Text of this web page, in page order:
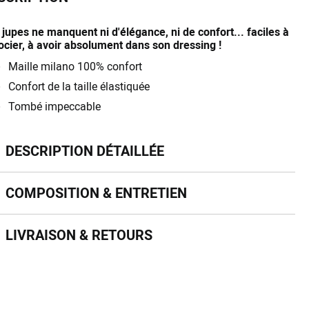
jupes ne manquent ni d'élégance, ni de confort... faciles à
à avoir absolument dans son dressing !
Maille milano 100% confort
Confort de la taille élastiquée
Tombé impeccable
détaillée
DESCRIPTION DÉTAILLÉE
& entretien
COMPOSITION & ENTRETIEN
& retours
LIVRAISON & RETOURS